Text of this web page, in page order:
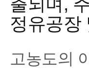
출되며,
정유공장
고농도의